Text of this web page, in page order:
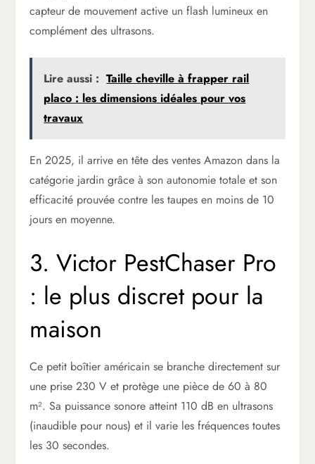
capteur de mouvement active un flash lumineux en
complément des ultrasons.
Lire aussi : Taille cheville à frapper rail
placo : les dimensions idéales pour vos
travaux
En 2025, il arrive en tête des ventes Amazon dans la
catégorie jardin grâce à son autonomie totale et son
efficacité prouvée contre les taupes en moins de 10
jours en moyenne.
3. Victor PestChaser Pro
: le plus discret pour la
maison
Ce petit boîtier américain se branche directement sur
une prise 230 V et protège une pièce de 60 à 80
m². Sa puissance sonore atteint 110 dB en ultrasons
(inaudible pour nous) et il varie les fréquences toutes
les 30 secondes.